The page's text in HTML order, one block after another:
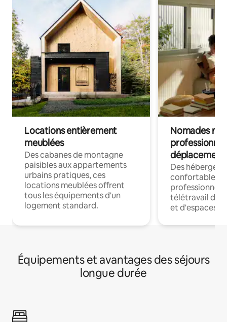
Locations entièrement
meublées
Des cabanes de montagne
paisibles aux appartements
urbains pratiques, ces
locations meublées offrent
tous les équipements d'un
logement standard.
Nomades
déplacement
Des
confortables
professionnels
télétravail
et d'espaces
Équipements et avantages des séjours
longue durée